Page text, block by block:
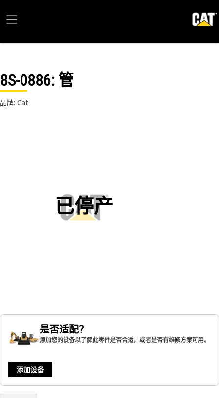
8S-0886: 管
品牌: Cat
已停产
是否适配？
添加您的设备以了解此零件是否合适，或者是否有维修方案可用。
添加设备